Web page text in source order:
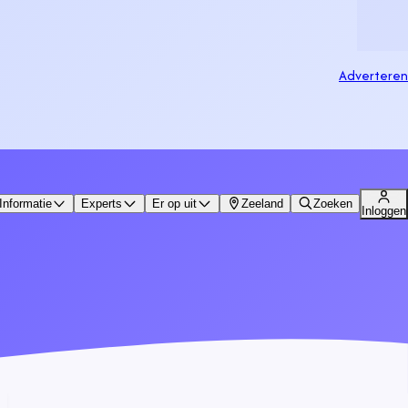
Adverteren
Experts Er op uit Zeeland Zoeken
Inloggen